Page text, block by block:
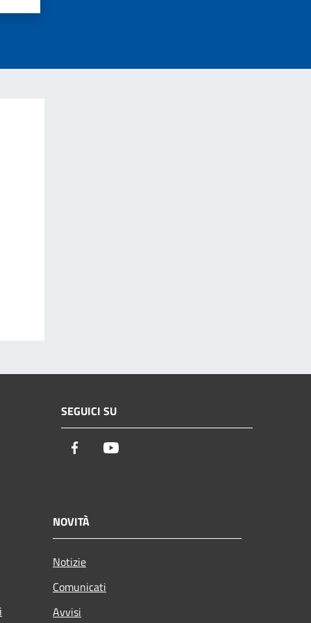
SEGUICI SU
Facebook
NOVITÀ
Notizie
Comunicati
Avvisi